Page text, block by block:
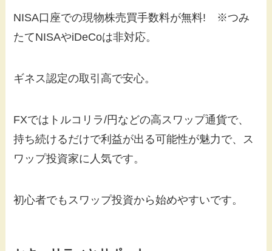
NISA口座での現物株売買手数料が無料! ※つみ
たてNISAやiDeCoは非対応。
ギネス認定の取引高で安心。
FXではトルコリラ/円などの高スワップ通貨で、
持ち続けるだけで利益が出る可能性が魅力で、ス
ワップ投資家に人気です。
初心者でもスワップ投資から始めやすいです。